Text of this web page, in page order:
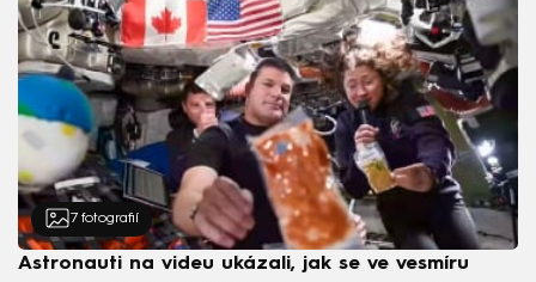
7 fotografií
Astronauti na videu ukázali, jak se ve vesmíru